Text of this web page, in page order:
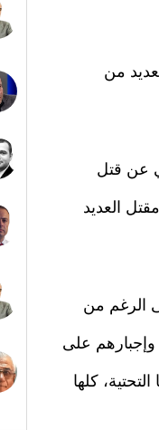
من
عن قتل
العديد
الرغم من
على
كلها